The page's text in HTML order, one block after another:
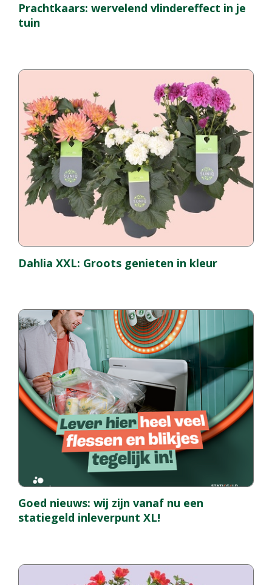
Prachtkaars: wervelend vlindereffect in je
tuin
Dahlia XXL: Groots genieten in kleur
Goed nieuws: wij zijn vanaf nu een
statiegeld inleverpunt XL!